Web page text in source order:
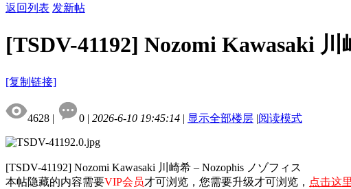
返回列表 发新帖
[TSDV-41192] Nozomi Kawasaki
[复制链接]
4628 | 0 | 2026-6-10 19:45:14 | 显示全部楼层 |阅读模式
[TSDV-41192] Nozomi Kawasaki 川崎希 – Nozophis ノゾフィス
本帖隐藏的内容需要VIP会员才可浏览，您需要升级才可浏览， 点击这